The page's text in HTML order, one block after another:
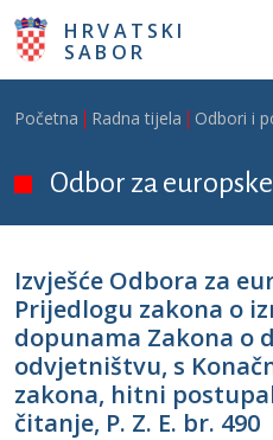
Skoči na glavni sadržaj
HRVATSKI
SABOR
Breadcrumb
Početna Radna tijela Odbori i
Odbor za
Izvješće Odbora za
Prijedlogu zakona o
dopunama Zakona o
odvjetništvu, s
zakona, hitni
čitanje, P. Z. E. br. 490